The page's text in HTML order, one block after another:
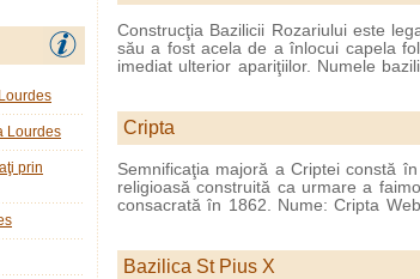
Construcţia Bazilicii Rozariului este
său a fost acela de a înlocui capela
imediat ulterior apariţiilor. Numele
Cripta
Semnificaţia majoră a Criptei constă
religioasă construită ca urmare a
consacrată în 1862. Nume: Cripta
Bazilica St Pius X
Lourdes
prin